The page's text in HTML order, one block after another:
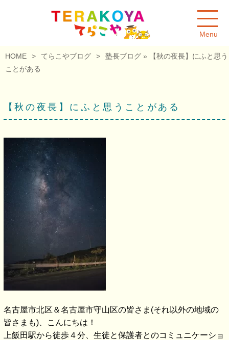
Menu
HOME > てらこやブログ > 塾長ブログ » 【秋の夜長】にふと思う
ことがある
【秋の夜長】にふと思うことがある
名古屋市北区＆名古屋市守山区の皆さま(それ以外の地域の
皆さまも)、こんにちは！
上飯田駅から徒歩４分、生徒と保護者とのコミュニケーショ